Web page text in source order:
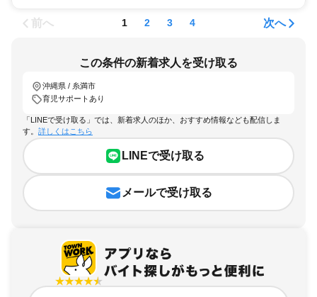
前へ 1 2 3 4 次へ
この条件の新着求人を受け取る
沖縄県 / 糸満市
育児サポートあり
「LINEで受け取る」では、新着求人のほか、おすすめ情報なども配信しま
す。 詳しくはこちら
LINEで受け取る
メールで受け取る